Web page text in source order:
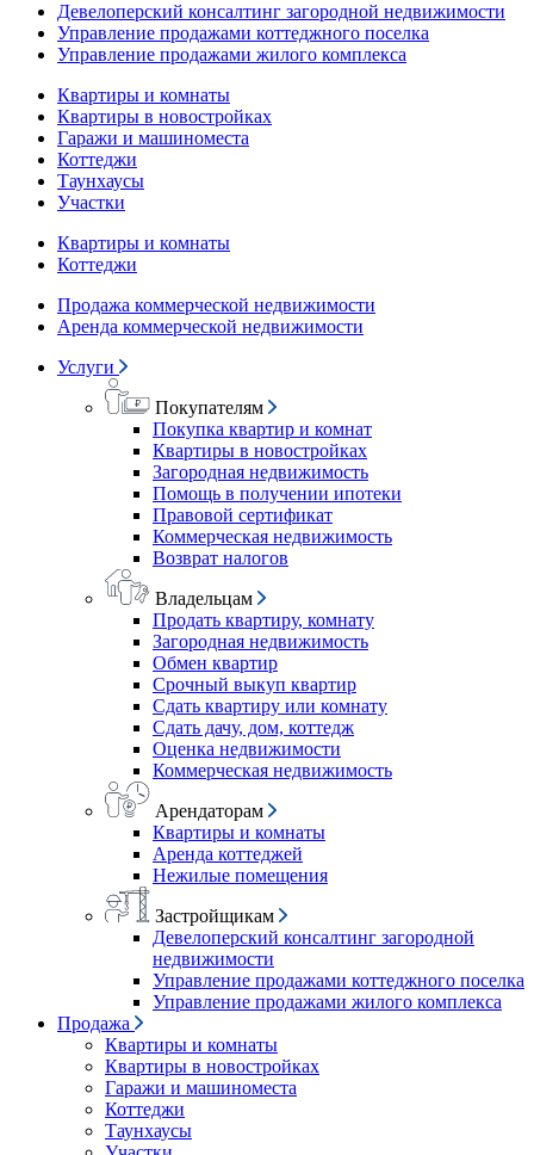
Девелоперский консалтинг загородной недвижимости
Управление продажами коттеджного поселка
Управление продажами жилого комплекса
Квартиры и комнаты
Квартиры в новостройках
Гаражи и машиноместа
Коттеджи
Таунхаусы
Участки
Квартиры и комнаты
Коттеджи
Продажа коммерческой недвижимости
Аренда коммерческой недвижимости
Услуги
Покупателям
Покупка квартир и комнат
Квартиры в новостройках
Загородная недвижимость
Помощь в получении ипотеки
Правовой сертификат
Коммерческая недвижимость
Возврат налогов
Владельцам
Продать квартиру, комнату
Загородная недвижимость
Обмен квартир
Срочный выкуп квартир
Сдать квартиру или комнату
Сдать дачу, дом, коттедж
Оценка недвижимости
Коммерческая недвижимость
Арендаторам
Квартиры и комнаты
Аренда коттеджей
Нежилые помещения
Застройщикам
Девелоперский консалтинг загородной
недвижимости
Управление продажами коттеджного поселка
Управление продажами жилого комплекса
Продажа
Квартиры и комнаты
Квартиры в новостройках
Гаражи и машиноместа
Коттеджи
Таунхаусы